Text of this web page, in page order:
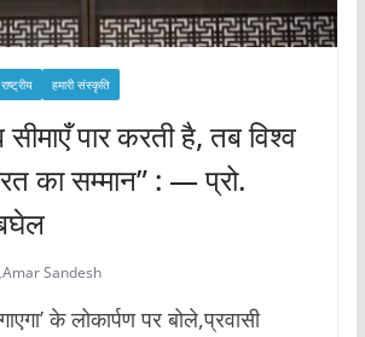
राष्ट्रीय हमारी संस्कृति
पार करती है, तब विश्व
का सम्मान” : — प्रो.
Amar Sandesh
के लोकार्पण पर बोले,प्रवासी